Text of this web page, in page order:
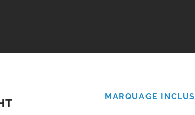
MARQUAGE INCLUS